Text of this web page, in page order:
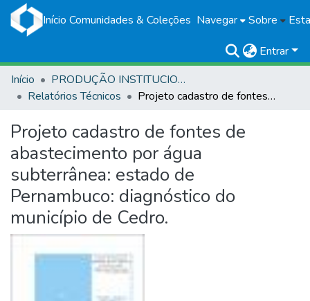
Início Comunidades & Coleções Navegar Sobre
Entrar
Início
PRODUÇÃO INSTITUCIONAL
Relatórios Técnicos
Projeto cadastro de fontes de abastecimento por água subterrânea: estado de Pernambuco: diagnóstico do município de Cedro.
Projeto cadastro de fontes de
abastecimento por água
subterrânea: estado de
Pernambuco: diagnóstico do
município de Cedro.